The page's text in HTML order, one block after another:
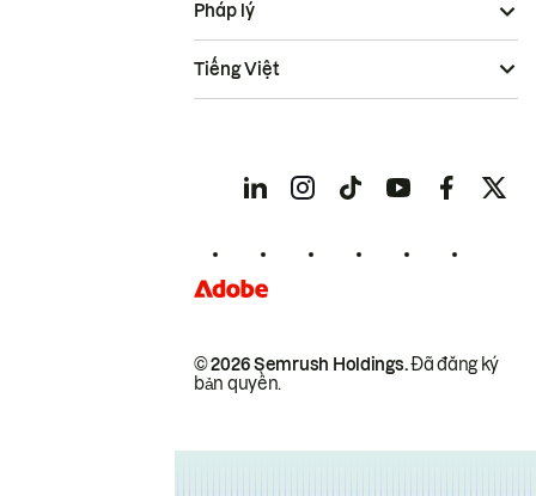
© 2026 Semrush Holdings.Đã đăng ký
bản quyền.
Pháp lý
Tiếng Việt